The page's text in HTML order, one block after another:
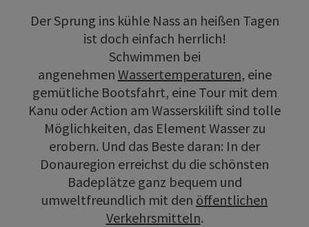
Der Sprung ins kühle Nass an heißen Tagen
ist doch einfach herrlich!
Schwimmen bei
angenehmen Wassertemperaturen, eine
gemütliche Bootsfahrt, eine Tour mit dem
Kanu oder Action am Wasserskilift sind tolle
Möglichkeiten, das Element Wasser zu
erobern. Und das Beste daran: In der
Donauregion erreichst du die schönsten
Badeplätze ganz bequem und
umweltfreundlich mit den öffentlichen
Verkehrsmitteln.